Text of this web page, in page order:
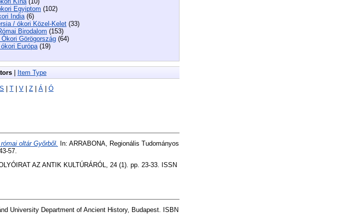
Egyiptom (102)
India (6)
/ ókori Közel-Kelet (33)
Birodalom (153)
Görögország (64)
Európa (19)
Item Type
S T V Z Á Ó
római oltár Győrből.
In: ARRABONA, Regionális Tudományos
57.
AZ ANTIK KULTÚRÁRÓL, 24 (1). pp. 23-33. ISSN
University Department of Ancient History, Budapest. ISBN